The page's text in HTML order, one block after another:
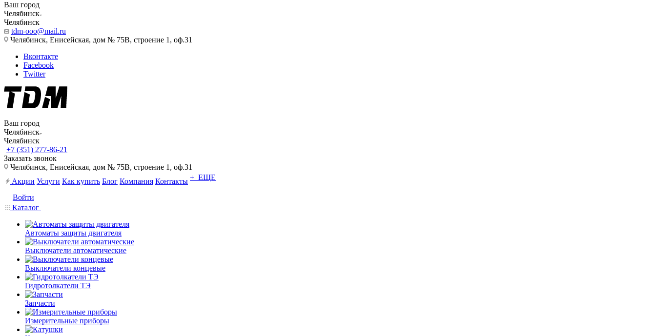
Ваш город
Челябинск
Челябинск
tdm-ooo@mail.ru
Челябинск, Енисейская, дом № 75В, строение 1, оф.31
Вконтакте
Facebook
Twitter
Ваш город
Челябинск
Челябинск
+7 (351) 277-86-21
Заказать звонок
Челябинск, Енисейская, дом № 75В, строение 1, оф.31
Акции Услуги Как купить Блог Компания Контакты + ЕЩЕ
Войти
Каталог
Автоматы защиты двигателя
Выключатели автоматические
Выключатели концевые
Гидротолкатели ТЭ
Запчасти
Измерительные приборы